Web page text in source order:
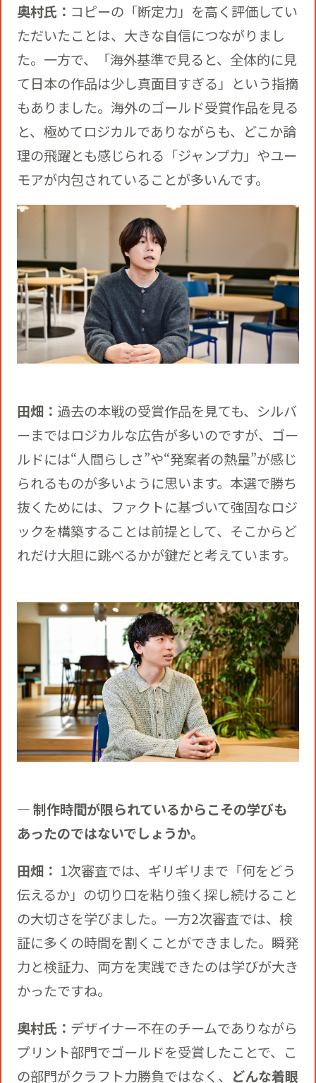
奥村氏： コピーの「断定力」を高く評価してい
ただいたことは、大きな自信につながりまし
た。一方で、「海外基準で見ると、全体的に見
て日本の作品は少し真面目すぎる」という指摘
もありました。海外のゴールド受賞作品を見る
と、極めてロジカルでありながらも、どこか論
理の飛躍とも感じられる「ジャンプ力」やユー
モアが内包されていることが多いんです。
田畑： 過去の本戦の受賞作品を見ても、シルバ
ーまではロジカルな広告が多いのですが、ゴー
ルドには“人間らしさ”や“発案者の熱量”が感じ
られるものが多いように思います。本選で勝ち
抜くためには、ファクトに基づいて強固なロジ
ックを構築することは前提として、そこからど
れだけ大胆に跳べるかが鍵だと考えています。
― 制作時間が限られているからこその学びも
あったのではないでしょうか。
田畑： 1次審査では、ギリギリまで「何をどう
伝えるか」の切り口を粘り強く探し続けること
の大切さを学びました。一方2次審査では、検
証に多くの時間を割くことができました。瞬発
力と検証力、両方を実践できたのは学びが大き
かったですね。
奥村氏： デザイナー不在のチームでありながら
プリント部門でゴールドを受賞したことで、こ
の部門がクラフト力勝負ではなく、 どんな着眼